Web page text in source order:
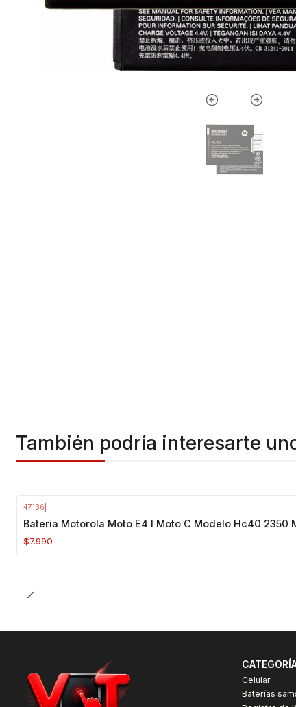
También podría interesarte
47136
Bateria Motorola Moto E4 I Moto C Modelo Hc40 2350
$7.990
Celular
Baterías